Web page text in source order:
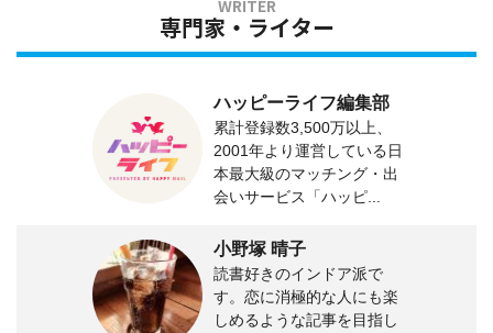
専門家・ライター
ハッピーライフ編集部
累計登録数3,500万以上、
2001年より運営している日
本最大級のマッチング・出
会いサービス「ハッピ...
小野塚 晴子
読書好きのインドア派で
す。恋に消極的な人にも楽
しめるような記事を目指し